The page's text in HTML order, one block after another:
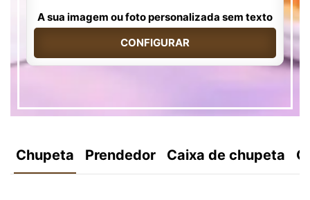
A sua imagem ou foto personalizada sem texto
CONFIGURAR
Chupeta Prendedor Caixa de chupeta